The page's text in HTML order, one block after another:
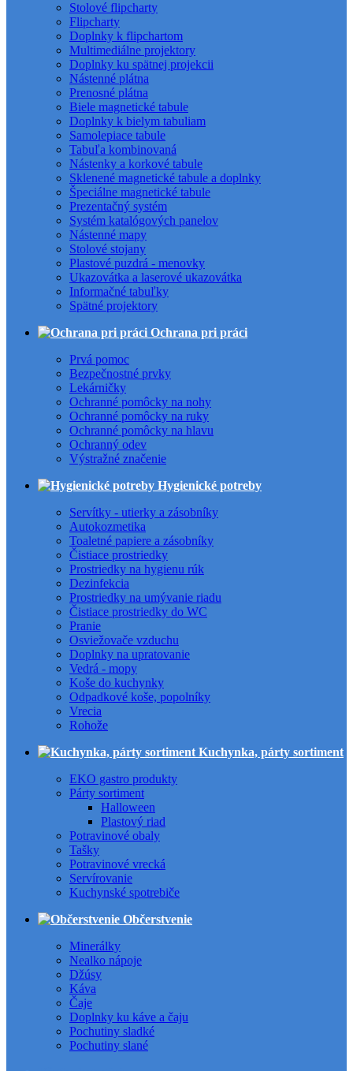
Stolové flipcharty
Flipcharty
Doplnky k flipchartom
Multimediálne projektory
Doplnky ku spätnej projekcii
Nástenné plátna
Prenosné plátna
Biele magnetické tabule
Doplnky k bielym tabuliam
Samolepiace tabule
Tabuľa kombinovaná
Nástenky a korkové tabule
Sklenené magnetické tabule a doplnky
Špeciálne magnetické tabule
Prezentačný systém
Systém katalógových panelov
Nástenné mapy
Stolové stojany
Plastové puzdrá - menovky
Ukazovátka a laserové ukazovátka
Informačné tabuľky
Spätné projektory
Ochrana pri práci
Prvá pomoc
Bezpečnostné prvky
Lekárničky
Ochranné pomôcky na nohy
Ochranné pomôcky na ruky
Ochranné pomôcky na hlavu
Ochranný odev
Výstražné značenie
Hygienické potreby
Servítky - utierky a zásobníky
Autokozmetika
Toaletné papiere a zásobníky
Čistiace prostriedky
Prostriedky na hygienu rúk
Dezinfekcia
Prostriedky na umývanie riadu
Čistiace prostriedky do WC
Pranie
Osviežovače vzduchu
Doplnky na upratovanie
Vedrá - mopy
Koše do kuchynky
Odpadkové koše, popolníky
Vrecia
Rohože
Kuchynka, párty sortiment
EKO gastro produkty
Párty sortiment
Halloween
Plastový riad
Potravinové obaly
Tašky
Potravinové vrecká
Servírovanie
Kuchynské spotrebiče
Občerstvenie
Minerálky
Nealko nápoje
Džúsy
Káva
Čaje
Doplnky ku káve a čaju
Pochutiny sladké
Pochutiny slané